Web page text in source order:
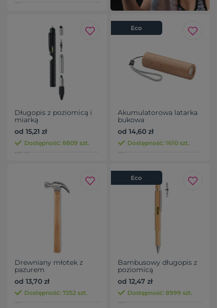
Długopis z poziomicą i
miarką
od 15,21 zł
Dostępność: 8809 szt.
Eco
Akumulatorowa latarka
bukowa
od 14,60 zł
Dostępność: 1610 szt.
Drewniany młotek z
pazurem
od 13,70 zł
Dostępność: 7252 szt.
Eco
Bambusowy długopis z
poziomicą
od 12,47 zł
Dostępność: 8999 szt.